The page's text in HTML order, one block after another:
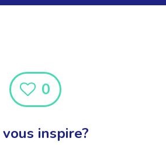
0
vous inspire?